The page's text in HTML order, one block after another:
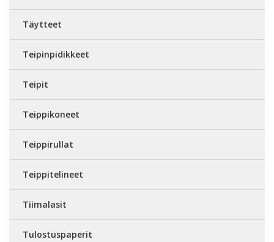
Täytteet
Teipinpidikkeet
Teipit
Teippikoneet
Teippirullat
Teippitelineet
Tiimalasit
Tulostuspaperit